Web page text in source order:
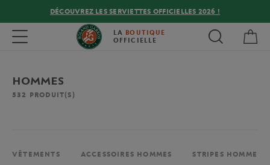
DÉCOUVREZ LES SERVIETTES OFFICIELLES 2026 !
Toggle navigation LA BOUTIQUE
OFFICIELLE
HOMMES
532 PRODUIT(S)
VÊTEMENTS ACCESSOIRES HOMMES STRIPES HOMME